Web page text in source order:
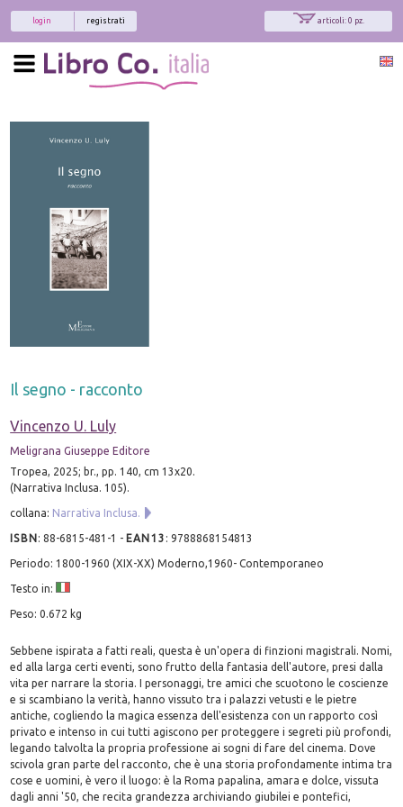
articoli: 0 pz.
registrati
login
Il segno - racconto
Vincenzo U. Luly
Meligrana Giuseppe Editore
Tropea, 2025; br., pp. 140, cm 13x20.
(Narrativa Inclusa. 105).
collana: Narrativa Inclusa.
ISBN:88-6815-481-1 - EAN13 :9788868154813
Periodo: 1800-1960 (XIX-XX) Moderno,1960- Contemporaneo
Testo in:
Peso: 0.672 kg
Sebbene ispirata a fatti reali, questa è un'opera di finzioni magistrali. Nomi,
ed alla larga certi eventi, sono frutto della fantasia dell'autore, presi dalla
vita per narrare la storia. I personaggi, tre amici che scuotono le coscienze
e si scambiano la verità, hanno vissuto tra i palazzi vetusti e le pietre
antiche, cogliendo la magica essenza dell'esistenza con un rapporto così
privato e intenso in cui tutti agiscono per proteggere i segreti più profondi,
legando talvolta la propria professione ai sogni di fare del cinema. Dove
scivola gran parte del racconto, che è una storia profondamente intima tra
cose e uomini, è vero il luogo: è la Roma papalina, amara e dolce, vissuta
dagli anni '50, che recita grandezza archiviando giubilei e pontefici,